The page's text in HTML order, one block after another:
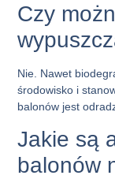
Czy
Nie. Nawet
środowisko i
balonów jest
Jakie są
balonów